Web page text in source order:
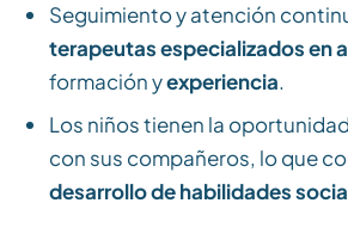
Seguimiento y atención
terapeutas especializados en
formación yexperiencia.
Los niños tienen la
con sus compañeros, lo que
desarrollo de habilidades